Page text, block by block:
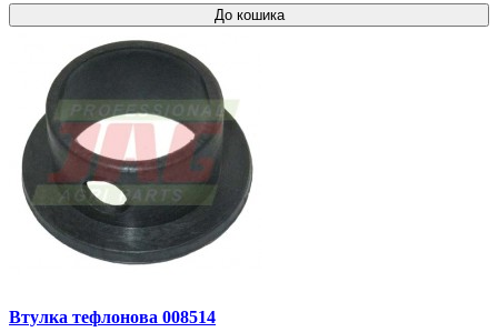
До кошика
Втулка тефлонова 008514